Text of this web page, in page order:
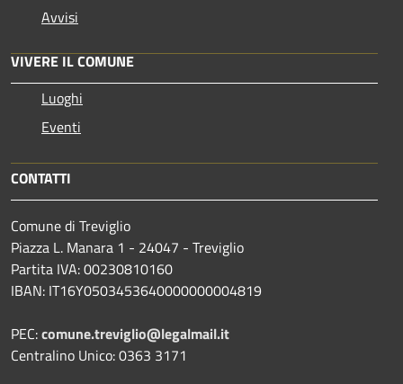
Avvisi
VIVERE IL COMUNE
Luoghi
Eventi
CONTATTI
Comune di Treviglio
Piazza L. Manara 1 - 24047 - Treviglio
Partita IVA: 00230810160
IBAN: IT16Y0503453640000000004819
PEC:comune.treviglio@legalmail.it
Centralino Unico: 0363 3171